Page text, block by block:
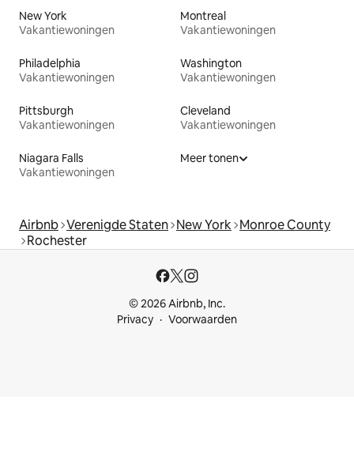
New York
Vakantiewoningen
Montreal
Vakantiewoningen
Philadelphia
Vakantiewoningen
Washington
Vakantiewoningen
Pittsburgh
Vakantiewoningen
Cleveland
Vakantiewoningen
Niagara Falls
Vakantiewoningen
Meer tonen
Airbnb Verenigde Staten New York Monroe County
Rochester
© 2026 Airbnb, Inc.
Privacy
Voorwaarden